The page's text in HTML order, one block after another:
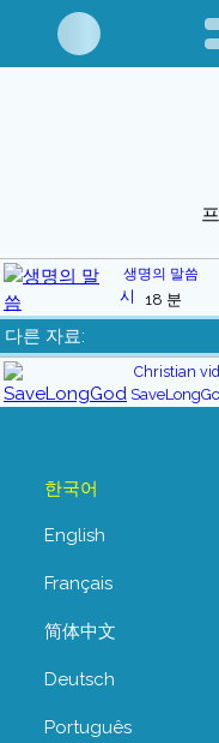
생명의 말씀
18 분
다른 자료:
Christian
한국어
English
Français
简体中文
Deutsch
Português